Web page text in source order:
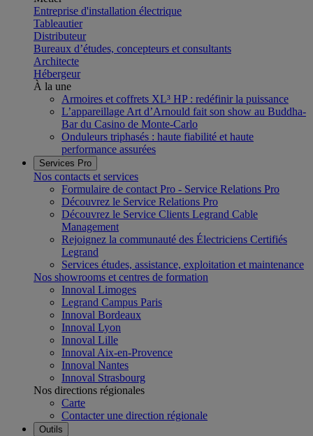
Entreprise d'installation électrique
Tableautier
Distributeur
Bureaux d’études, concepteurs et consultants
Architecte
Hébergeur
À la une
Armoires et coffrets XL³ HP : redéfinir la puissance
L’appareillage Art d’Arnould fait son show au Buddha-
Bar du Casino de Monte-Carlo
Onduleurs triphasés : haute fiabilité et haute
performance assurées
Services Pro
Nos contacts et services
Formulaire de contact Pro - Service Relations Pro
Découvrez le Service Relations Pro
Découvrez le Service Clients Legrand Cable
Management
Rejoignez la communauté des Électriciens Certifiés
Legrand
Services études, assistance, exploitation et maintenance
Nos showrooms et centres de formation
Innoval Limoges
Legrand Campus Paris
Innoval Bordeaux
Innoval Lyon
Innoval Lille
Innoval Aix-en-Provence
Innoval Nantes
Innoval Strasbourg
Nos directions régionales
Carte
Contacter une direction régionale
Outils